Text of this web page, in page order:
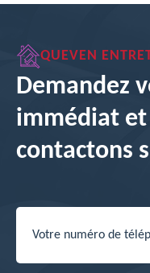
QUEVEN
Demandez
immédiat et
contactons